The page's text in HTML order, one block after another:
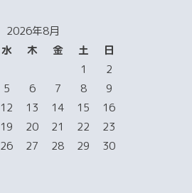
2026年8月
水 木 金 土
日
1
2
5 6 7 8
9
12 13 14 15
16
19 20 21 22
23
26 27 28 29
30